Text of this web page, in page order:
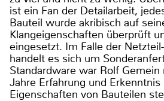
ist ein Fan der Detailarbeit,
Bauteil wurde akribisch auf
Klangeigenschaften überprüft
eingesetzt. Im Falle der
handelt es sich um
Standardware war Rolf
Jahre Erfahrung und
Eigenschaften von Bauteilen